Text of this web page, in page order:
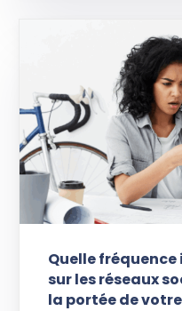
Quelle
sur les réseaux
la portée de